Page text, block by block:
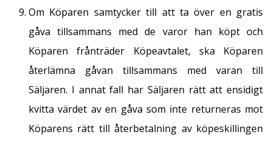
Om Köparen samtycker till att ta över en gratis
gåva tillsammans med de varor han köpt och
Köparen frånträder Köpeavtalet, ska Köparen
återlämna gåvan tillsammans med varan till
Säljaren. I annat fall har Säljaren rätt att ensidigt
kvitta värdet av en gåva som inte returneras mot
Köparens rätt till återbetalning av köpeskillingen